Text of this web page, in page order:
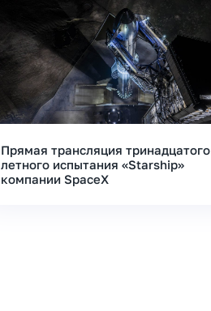
Прямая трансляция тринадцатого
летного испытания «Starship»
компании SpaceX